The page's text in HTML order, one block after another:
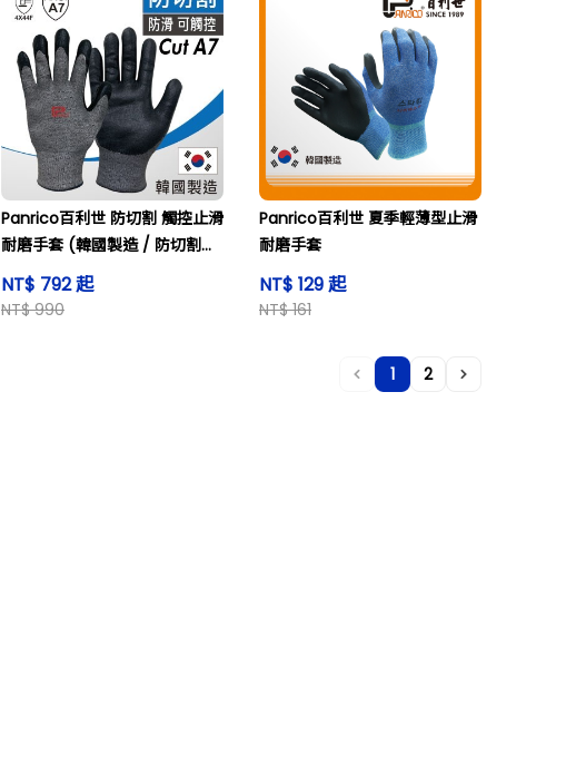
Panrico百利世 防切割 觸控止滑
耐磨手套 (韓國製造 / 防切割手
套 / 觸控手套) CUT A7
NT$ 792 起
NT$ 990
Panrico百利世 夏季輕薄型止滑
耐磨手套
NT$ 129 起
NT$ 161
1 2